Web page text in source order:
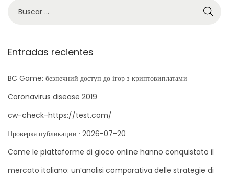
q
e
d
p
a
r
Entradas recientes
BC Game: безпечний доступ до ігор з криптовиплатами
Coronavirus disease 2019
cw-check-https://test.com/
Проверка публикации · 2026-07-20
Come le piattaforme di gioco online hanno conquistato il
mercato italiano: un’analisi comparativa delle strategie di